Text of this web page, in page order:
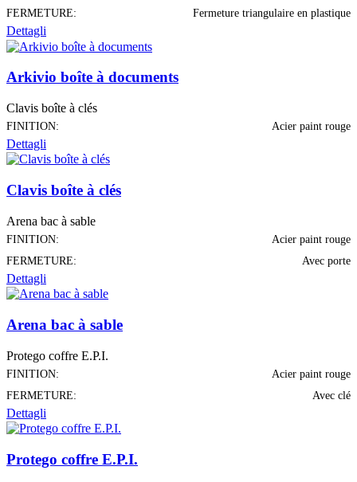
FERMETURE:
Fermeture triangulaire en plastique
Dettagli
Arkivio boîte à documents
Clavis boîte à clés
FINITION: Acier paint rouge
Dettagli
Clavis boîte à clés
Arena bac à sable
FINITION:
Acier paint rouge
FERMETURE:
Avec porte
Dettagli
Arena bac à sable
Protego coffre E.P.I.
FINITION:
Acier paint rouge
FERMETURE:
Avec clé
Dettagli
Protego coffre E.P.I.